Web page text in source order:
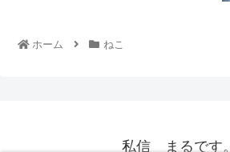
ホーム ねこ
私信 まるです。